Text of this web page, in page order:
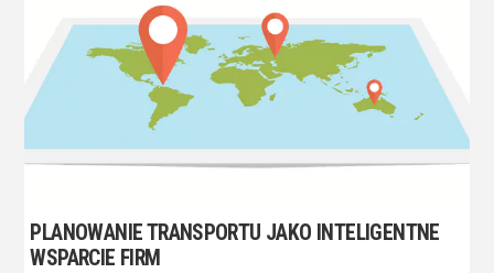
PLANOWANIE TRANSPORTU JAKO INTELIGENTNE
WSPARCIE FIRM